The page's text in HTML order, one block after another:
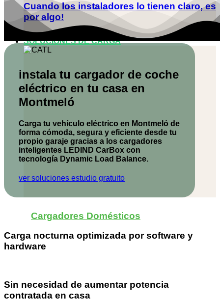
Cuando los instaladores lo tienen claro, es
por algo!
SOLUCIONES DE CARGA
Cargadores Domésticos
instala tu cargador de coche
eléctrico en tu casa en
Montmeló
Carga tu vehículo eléctrico en Montmeló de
forma cómoda, segura y eficiente desde tu
propio garaje gracias a los cargadores
inteligentes LEDIND CarBox con
tecnología Dynamic Load Balance.
ver soluciones estudio gratuito
Carga nocturna optimizada por software y
hardware
Sin necesidad de aumentar potencia
contratada en casa